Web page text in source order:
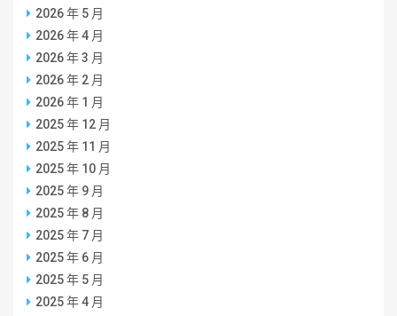
2026 年 5 月
2026 年 4 月
2026 年 3 月
2026 年 2 月
2026 年 1 月
2025 年 12 月
2025 年 11 月
2025 年 10 月
2025 年 9 月
2025 年 8 月
2025 年 7 月
2025 年 6 月
2025 年 5 月
2025 年 4 月